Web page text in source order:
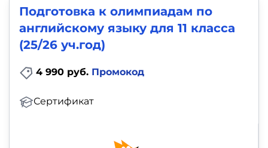
Подготовка к олимпиадам по
английскому языку для 11 класса
(25/26 уч.год)
4 990 руб. Промокод
Сертификат